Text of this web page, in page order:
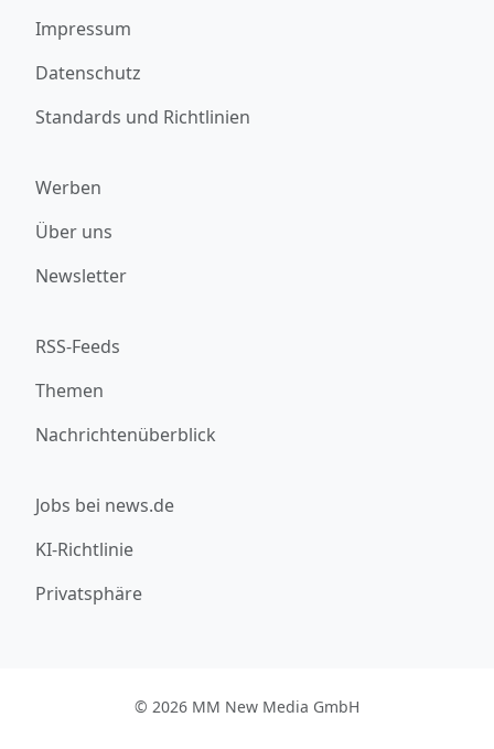
Impressum
Datenschutz
Standards und Richtlinien
Werben
Über uns
Newsletter
RSS-Feeds
Themen
Nachrichtenüberblick
Jobs bei news.de
KI-Richtlinie
Privatsphäre
© 2026 MM New Media GmbH